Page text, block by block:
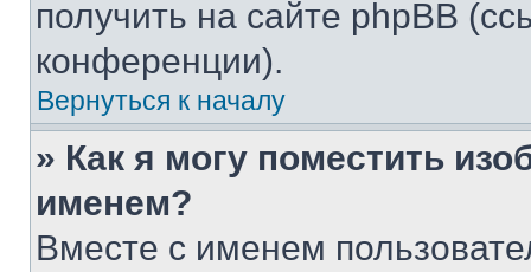
получить на сайте phpBB
конференции).
Вернуться к началу
» Как я могу поместить
именем?
Вместе с именем